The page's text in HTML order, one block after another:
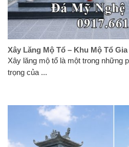
Xây Lăng Mộ Tổ – Khu Mộ Tổ
Xây lăng mộ tổ là một trong những
trọng của ...